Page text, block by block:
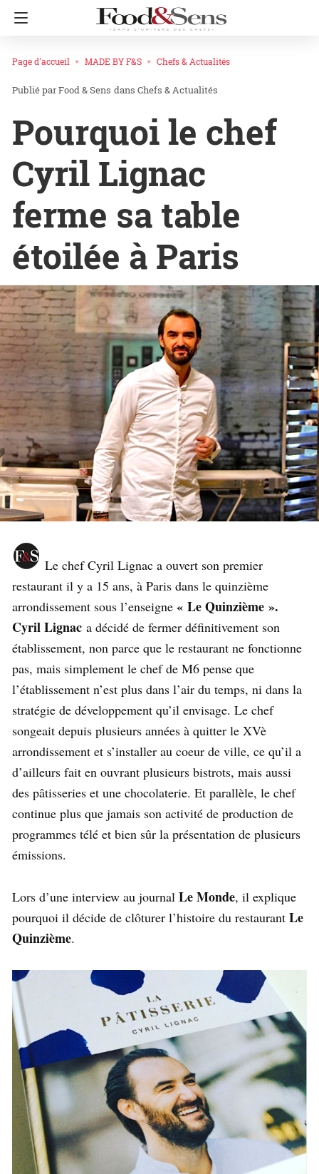
Page d'accueil MADE BY F&S Chefs & Actualités
Food & Sens dans Chefs & Actualités
Pourquoi le chef
Cyril Lignac
ferme sa table
étoilée à Paris
Le chef Cyril Lignac a ouvert son premier
restaurant il y a 15 ans, à Paris dans le quinzième
arrondissement sous l’enseigne « Le Quinzième ».
Cyril Lignac a décidé de fermer définitivement son
établissement, non parce que le restaurant ne fonctionne
pas, mais simplement le chef de M6 pense que
l’établissement n’est plus dans l’air du temps, ni dans la
stratégie de développement qu’il envisage. Le chef
songeait depuis plusieurs années à quitter le XVè
arrondissement et s’installer au coeur de ville, ce qu’il a
d’ailleurs fait en ouvrant plusieurs bistrots, mais aussi
des pâtisseries et une chocolaterie. Et parallèle, le chef
continue plus que jamais son activité de production de
programmes télé et bien sûr la présentation de plusieurs
émissions.
Lors d’une interview au journal Le Monde, il explique
pourquoi il décide de clôturer l’histoire du restaurant Le
Quinzième.